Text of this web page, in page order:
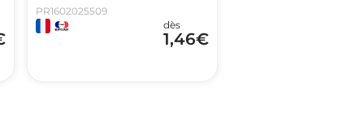
PR1602025509
dès
1,46€